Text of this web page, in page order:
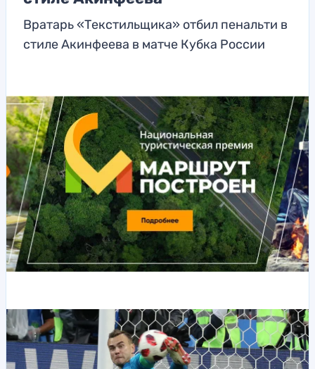
Вратарь «Текстильщика» отбил пенальти в
стиле Акинфеева в матче Кубка России